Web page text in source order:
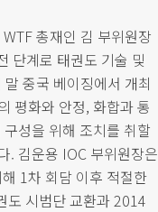
총재인 김 부위원장
단계로 태권도 기술 및
중국 베이징에서 개최
평화와 안정, 화합과 통
성을 위해 조치를 취할
. 김운용 IOC 부위원장은
1차 회담 이후 적절한
도 시범단 교환과 2014